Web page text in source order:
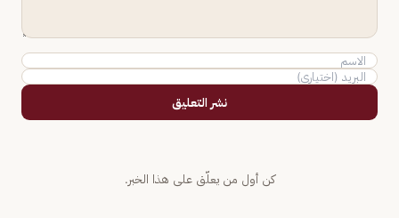
نشر التعليق
كن أول من يعلّق على هذا الخبر.